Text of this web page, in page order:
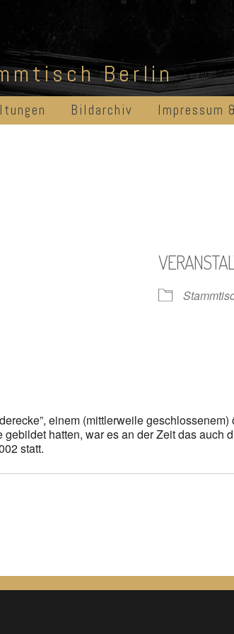
Berlin
Bildarchiv Impressum
einem (mittlerweile
hatten, war es an der Zeit das
statt.